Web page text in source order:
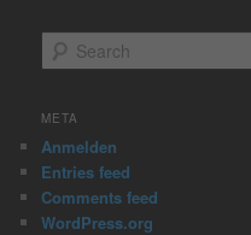
e
r
h
META
Anmelden
Entries feed
Comments feed
WordPress.org